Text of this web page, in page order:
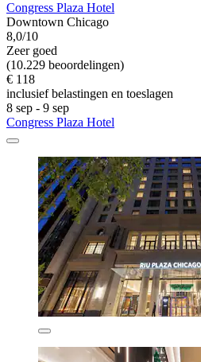
Congress Plaza Hotel
Downtown Chicago
8,0/10
Zeer goed
(10.229 beoordelingen)
€ 118
inclusief belastingen en toeslagen
8 sep - 9 sep
Congress Plaza Hotel